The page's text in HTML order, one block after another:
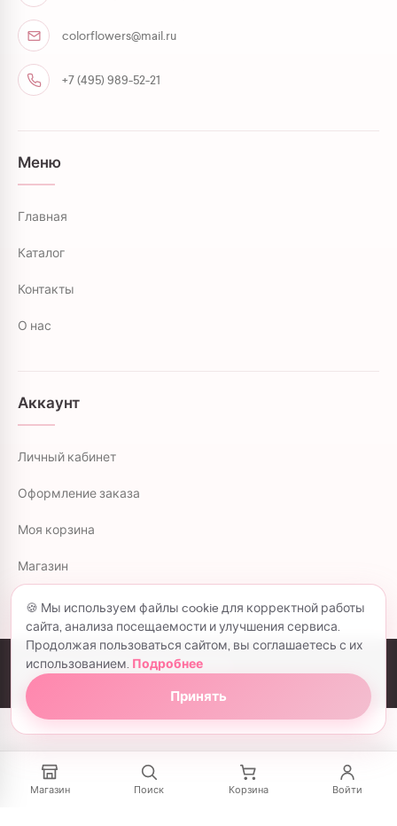
colorflowers@mail.ru
+7 (495) 989-52-21
Меню
Главная
Каталог
Контакты
О нас
Аккаунт
Личный кабинет
Оформление заказа
Моя корзина
Магазин
colorflowers.ru © 2026 все права защищены.
Политика конфиденциальности
🍪 Мы используем файлы cookie для корректной работы
сайта, анализа посещаемости и улучшения сервиса.
Продолжая пользоваться сайтом, вы соглашаетесь с их
использованием. Подробнее
Принять
Магазин Поиск Корзина Войти